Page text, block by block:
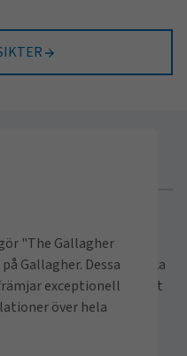
ett av världens
riskhantering och
strategiska
skapar vi tillväxt
medarbetare och vår
och på ett
att nå din fulla
del av vårt team.
"The Gallagher
Gallagher. Dessa
exceptionell
över hela